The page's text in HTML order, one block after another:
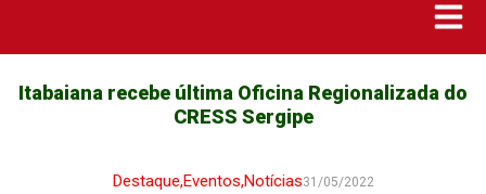
Itabaiana recebe última Oficina Regionalizada do
CRESS Sergipe
Destaque,Eventos,Notícias31/05/2022